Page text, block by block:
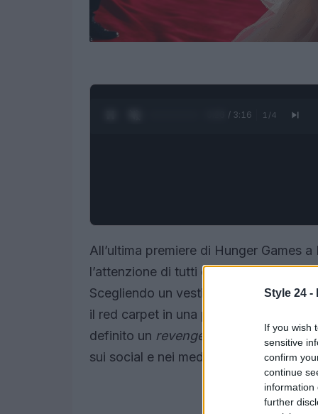
Style 24 -
If you wish
sensitive
confirm
continue
information
further
0:27 / 3:16 1 /4
All’ultima premiere di Hunger Games
l’attenzione di tutti con un abito che
Scegliendo un vestito completamente
il red carpet in una passerella di
definito un revenge dress
, è
sui social e nei media.